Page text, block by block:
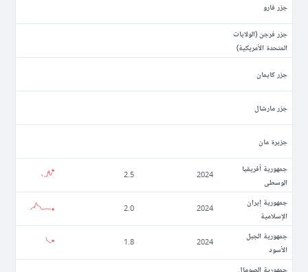
جزر فارو
جزر فرجن (الولايات
المتحدة الأمريكية)
جزر كايمان
جزر مارشال
جزيرة مان
جمهورية أفريقيا
الوسطى
2024
2.5
جمهورية إيران
الإسلامية
2024
2.0
جمهورية الجبل
الأسود
2024
1.8
جمهورية الصومال